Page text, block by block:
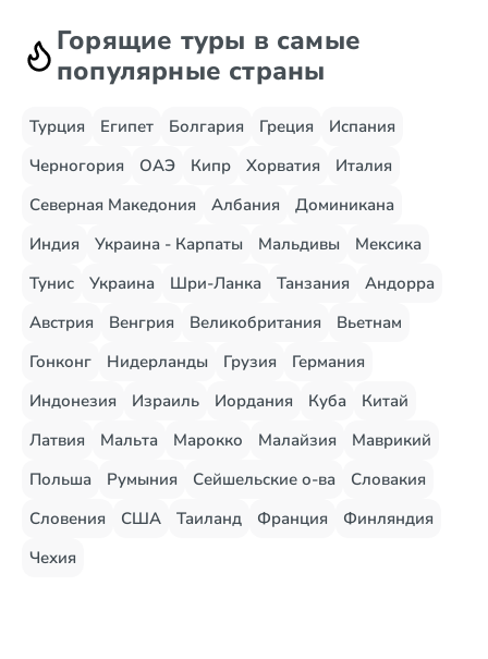
Горящие туры в самые
популярные страны
Турция Египет Болгария Греция
Испания
Черногория
ОАЭ Кипр Хорватия
Италия
Северная Македония
Албания
Доминикана
Индия
Украина - Карпаты Мальдивы
Мексика
Тунис
Украина Шри-Ланка Танзания
Андорра
Австрия
Венгрия Великобритания
Вьетнам
Гонконг
Нидерланды Грузия
Германия
Индонезия
Израиль Иордания Куба
Китай
Латвия
Мальта Марокко Малайзия
Маврикий
Польша
Румыния Сейшельские о-ва
Словакия
Словения
США Таиланд Франция
Финляндия
Чехия